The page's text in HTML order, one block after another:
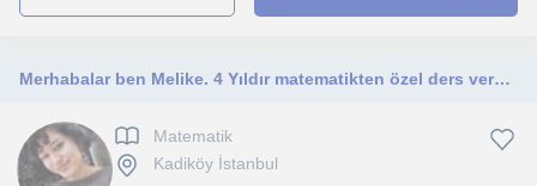
Merhabalar ben Melike. 4 Yıldır matematikten özel ders vermekteyim. İlkokul ve ortaokul seviyesine özel ders vermekteyim.
Matematik
Kadiköy İstanbul